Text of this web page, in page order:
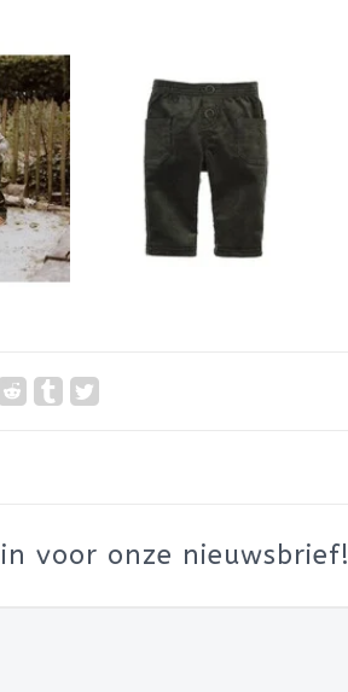
voor onze nieuwsbrief!